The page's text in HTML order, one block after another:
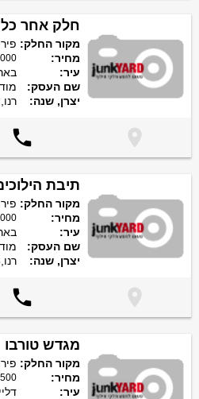
חלק אחר
מקור החלק:
מחיר:
עיר:
שם העסק:
יצרן, שנה:
רנו,2012


תיבת
מקור החלק:
מחיר:
עיר:
שם העסק:
יצרן, שנה:
רנו,2013


מגדש טורבו
מקור החלק:
מחיר:
עיר: